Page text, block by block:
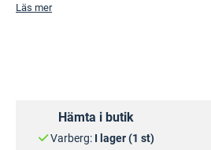
Läs mer
Hämta i butik
Varberg: I lager (1 st)